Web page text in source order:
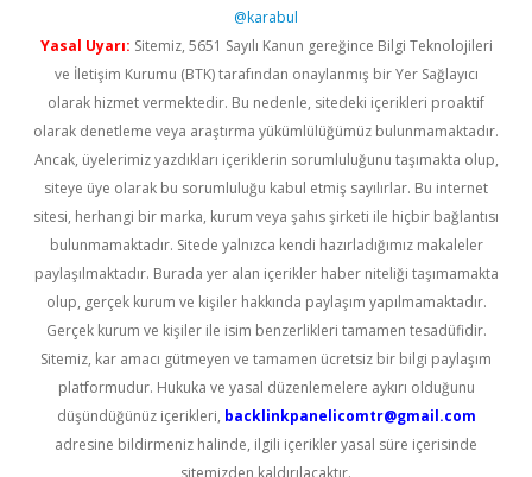
@karabul
Yasal Uyarı: Sitemiz, 5651 Sayılı Kanun gereğince Bilgi Teknolojileri
ve İletişim Kurumu (BTK) tarafından onaylanmış bir Yer Sağlayıcı
olarak hizmet vermektedir. Bu nedenle, sitedeki içerikleri proaktif
olarak denetleme veya araştırma yükümlülüğümüz bulunmamaktadır.
Ancak, üyelerimiz yazdıkları içeriklerin sorumluluğunu taşımakta olup,
siteye üye olarak bu sorumluluğu kabul etmiş sayılırlar. Bu internet
sitesi, herhangi bir marka, kurum veya şahıs şirketi ile hiçbir bağlantısı
bulunmamaktadır. Sitede yalnızca kendi hazırladığımız makaleler
paylaşılmaktadır. Burada yer alan içerikler haber niteliği taşımamakta
olup, gerçek kurum ve kişiler hakkında paylaşım yapılmamaktadır.
Gerçek kurum ve kişiler ile isim benzerlikleri tamamen tesadüfidir.
Sitemiz, kar amacı gütmeyen ve tamamen ücretsiz bir bilgi paylaşım
platformudur. Hukuka ve yasal düzenlemelere aykırı olduğunu
düşündüğünüz içerikleri, backlinkpanelicomtr@gmail.com
adresine bildirmeniz halinde, ilgili içerikler yasal süre içerisinde
sitemizden kaldırılacaktır.